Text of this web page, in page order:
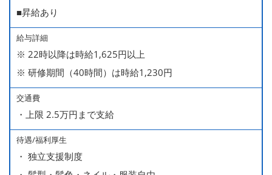
■昇給あり
給与詳細
※ 22時以降は時給1,625円以上
※ 研修期間（40時間）は時給1,230円
交通費
・上限 2.5万円まで支給
待遇/福利厚生
・ 独立支援制度